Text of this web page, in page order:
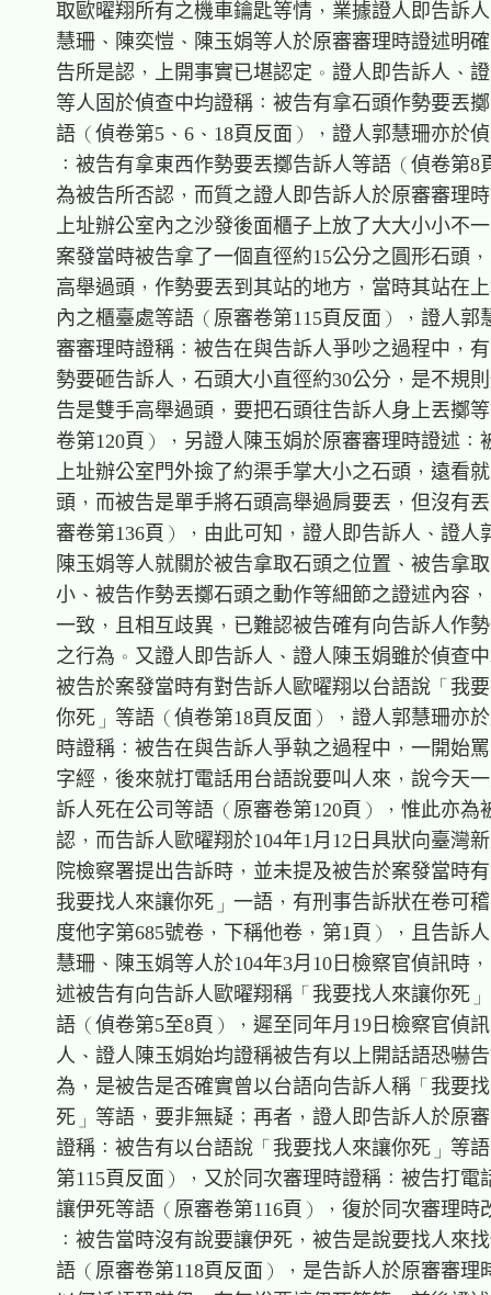
取歐曜翔所有之機車鑰匙等情，業據證人即告訴
慧珊、陳奕愷、陳玉娟等人於原審審理時證述明
告所是認，上開事實已堪認定。證人即告訴人、
等人固於偵查中均證稱：被告有拿石頭作勢要丟
語（偵卷第5、6、18頁反面），證人郭慧珊亦於
：被告有拿東西作勢要丟擲告訴人等語（偵卷第8
為被告所否認，而質之證人即告訴人於原審審理
上址辦公室內之沙發後面櫃子上放了大大小小不
案發當時被告拿了一個直徑約15公分之圓形石頭
高舉過頭，作勢要丟到其站的地方，當時其站在
內之櫃臺處等語（原審卷第115頁反面），證人郭
審審理時證稱：被告在與告訴人爭吵之過程中，
勢要砸告訴人，石頭大小直徑約30公分，是不規
告是雙手高舉過頭，要把石頭往告訴人身上丟擲
卷第120頁），另證人陳玉娟於原審審理時證述：
上址辦公室門外撿了約渠手掌大小之石頭，遠看
頭，而被告是單手將石頭高舉過肩要丟，但沒有
審卷第136頁），由此可知，證人即告訴人、證人
陳玉娟等人就關於被告拿取石頭之位置、被告拿
小、被告作勢丟擲石頭之動作等細節之證述內容
一致，且相互歧異，已難認被告確有向告訴人作
之行為。又證人即告訴人、證人陳玉娟雖於偵查
被告於案發當時有對告訴人歐曜翔以台語說「我
你死」等語（偵卷第18頁反面），證人郭慧珊亦
時證稱：被告在與告訴人爭執之過程中，一開始
字經，後來就打電話用台語說要叫人來，說今天
訴人死在公司等語（原審卷第120頁），惟此亦為
認，而告訴人歐曜翔於104年1月12日具狀向臺灣
院檢察署提出告訴時，並未提及被告於案發當時
我要找人來讓你死」一語，有刑事告訴狀在卷可
度他字第685號卷，下稱他卷，第1頁），且告訴
慧珊、陳玉娟等人於104年3月10日檢察官偵訊時
述被告有向告訴人歐曜翔稱「我要找人來讓你死
語（偵卷第5至8頁），遲至同年月19日檢察官偵
人、證人陳玉娟始均證稱被告有以上開話語恐嚇
為，是被告是否確實曾以台語向告訴人稱「我要
死」等語，要非無疑；再者，證人即告訴人於原
證稱：被告有以台語說「我要找人來讓你死」等
第115頁反面），又於同次審理時證稱：被告打電
讓伊死等語（原審卷第116頁），復於同次審理時
：被告當時沒有說要讓伊死，被告是說要找人來
語（原審卷第118頁反面），是告訴人於原審審理